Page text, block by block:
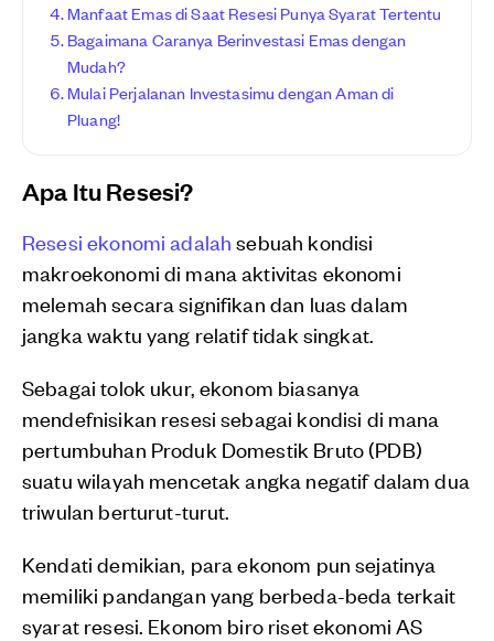
Manfaat Emas di Saat Resesi Punya Syarat Tertentu
Bagaimana Caranya Berinvestasi Emas dengan
Mudah?
Mulai Perjalanan Investasimu dengan Aman di
Pluang!
Apa Itu Resesi?
Resesi ekonomi adalah sebuah kondisi
makroekonomi di mana aktivitas ekonomi
melemah secara signifikan dan luas dalam
jangka waktu yang relatif tidak singkat.
Sebagai tolok ukur, ekonom biasanya
mendefnisikan resesi sebagai kondisi di mana
pertumbuhan Produk Domestik Bruto (PDB)
suatu wilayah mencetak angka negatif dalam dua
triwulan berturut-turut.
Kendati demikian, para ekonom pun sejatinya
memiliki pandangan yang berbeda-beda terkait
syarat resesi. Ekonom biro riset ekonomi AS